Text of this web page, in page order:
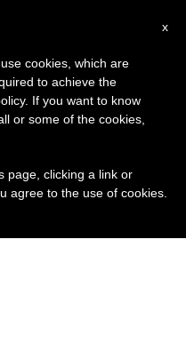
x
cookies, which are
to achieve the
If you want to know
or some of the cookies,
page, clicking a link or
agree to the use of cookies.